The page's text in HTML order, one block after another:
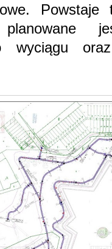
planowane
wyciągu